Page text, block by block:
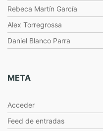
Rebeca Martín García
Alex Torregrossa
Daniel Blanco Parra
META
Acceder
Feed de entradas